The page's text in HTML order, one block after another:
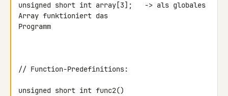
unsigned short int array[3];   -> als globales
Array funktioniert das
Programm
// Function-Predefinitions:
unsigned short int func2()